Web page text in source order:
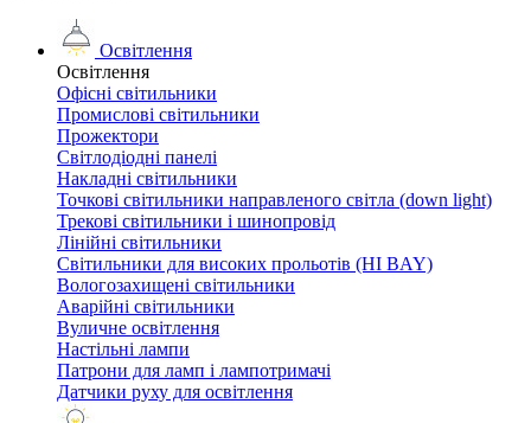
Освітлення
Освітлення
Офісні світильники
Промислові світильники
Прожектори
Світлодіодні панелі
Накладні світильники
Точкові світильники направленого світла (down light)
Трекові світильники і шинопровід
Лінійні світильники
Світильники для високих прольотів (HI BAY)
Вологозахищені світильники
Аварійні світильники
Вуличне освітлення
Настільні лампи
Патрони для ламп і лампотримачі
Датчики руху для освітлення